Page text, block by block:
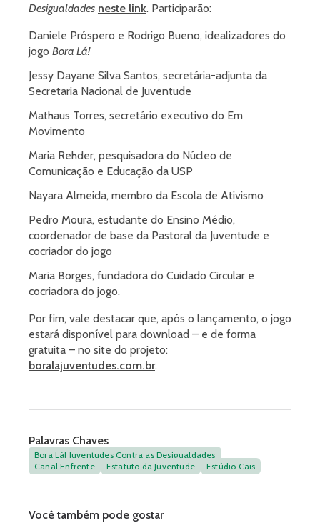
Desigualdades neste link. Participarão:
Daniele Próspero e Rodrigo Bueno, idealizadores do
jogo Bora Lá!
Jessy Dayane Silva Santos, secretária-adjunta da
Secretaria Nacional de Juventude
Mathaus Torres, secretário executivo do Em
Movimento
Maria Rehder, pesquisadora do Núcleo de
Comunicação e Educação da USP
Nayara Almeida, membro da Escola de Ativismo
Pedro Moura, estudante do Ensino Médio,
coordenador de base da Pastoral da Juventude e
cocriador do jogo
Maria Borges, fundadora do Cuidado Circular e
cocriadora do jogo.
Por fim, vale destacar que, após o lançamento, o jogo
estará disponível para download – e de forma
gratuita – no site do projeto:
boralajuventudes.com.br.
Palavras Chaves
Bora Lá! Juventudes Contra as Desigualdades
Canal Enfrente
Estatuto da Juventude Estúdio Cais
Você também pode gostar